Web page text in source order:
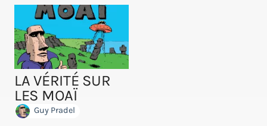
LA VÉRITÉ SUR
LES MOAÏ
Guy Pradel